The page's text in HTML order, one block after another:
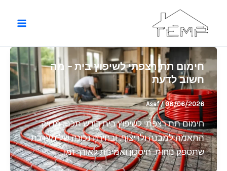
חימום תת רצפתי לשיפוץ בית – מה
חשוב לדעת
Asaf/08/06/2026
חימום תת רצפתי לשיפוץ בית דורש תכנון מדויק,
התאמה למבנה ולריצוף, ובחירה נכונה של מערכת
שתספק נוחות, חיסכון ואמינות לאורך זמן.